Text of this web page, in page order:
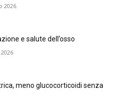
2026
e salute dell’osso
meno glucocorticoidi senza